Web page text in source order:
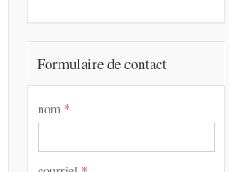
Formulaire de contact
nom *